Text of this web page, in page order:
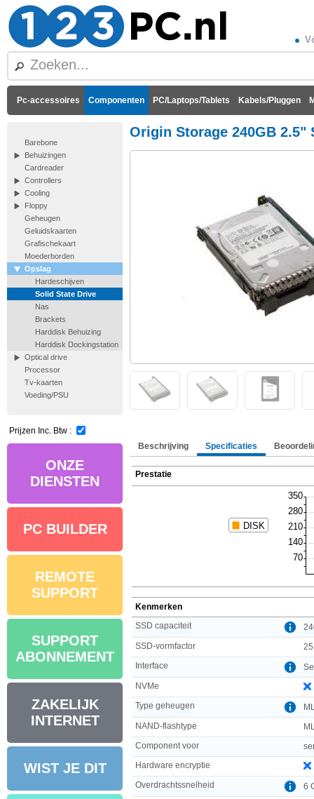
Pc-accessoires Componenten PC/Laptops/Tablets Kabels/Pluggen
Barebone
Behuizingen
Cardreader
Controllers
Cooling
Floppy
Geheugen
Geluidskaarten
Grafischekaart
Moederborden
Opslag
Hardeschijven
Solid State Drive
Nas
Brackets
Harddisk Behuizing
Harddisk Dockingstation
Optical drive
Processor
Tv-kaarten
Voeding/PSU
Prijzen Inc. Btw :
ONZE
DIENSTEN
PC BUILDER
REMOTE
SUPPORT
SUPPORT
ABONNEMENT
ZAKELIJK
INTERNET
WIST JE DIT
Origin Storage 240GB 2.5"
Beschrijving Specificaties
Prestatie
Kenmerken
SSD capaciteit
SSD-vormfactor
25
Interface
NVMe
Type geheugen
NAND-flashtype
Component voor
Hardware encryptie
Overdrachtssnelheid
6